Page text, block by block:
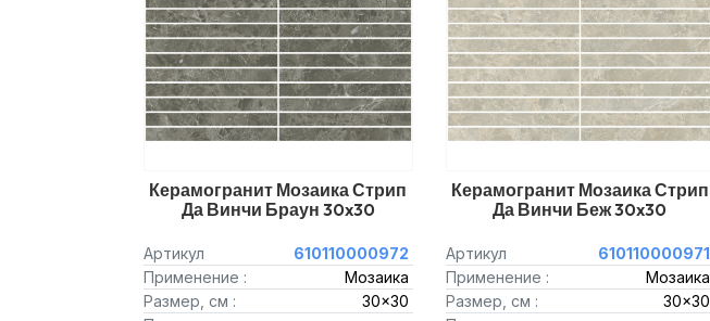
Керамогранит Мозаика Стрип
Да Винчи Браун 30x30
Артикул
610110000972
Применение :
Мозаика
Размер, см :
30x30
Керамогранит Мозаика Стрип
Да Винчи Беж 30x30
Артикул
610110000971
Применение :
Мозаика
Размер, см :
30x30